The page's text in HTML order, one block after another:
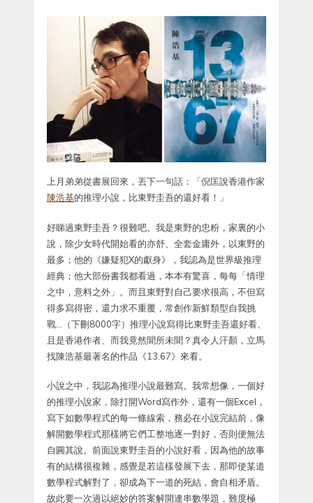
上月弟弟從書展回來，丟下一句話：「倪匡說香港作家
陳浩基的推理小說，比東野圭吾的還好看！」
好睇過東野圭吾？很難吧。我是東野的忠粉，家裏的小
說，除少女時代開始看的亦舒、全套金庸外，以東野的
最多；他的《嫌疑犯X的獻身》，我認為是世界級推理
經典；他大部份書我都看過，本本有驚喜，每每「情理
之中，意料之外」。而且東野對自己要求很高，不但寫
得多寫得密，還力求不重覆，常創作新鮮類型自我挑
戰…（下刪8000字）推理小說寫得比東野圭吾還好看、
且是香港作者、而我竟然聞所未聞？真令人汗顏，立馬
找陳浩基最著名的作品《13.67》來看。
小說之中，我認為推理小說最難寫。我常想像，一個好
的推理小說家，除打開Word寫作外，還有一個Excel，
寫下如數學程式的每一條線索，務必在小說完結前，像
解開數學程式那樣將它們工整地逐一對好，否則便無法
自圓其說。前面說東野圭吾的小說好看，因為他的故事
有的結構很複雜，感覺是若這樣發展下去，那即使某道
數學程式解對了，卻成為下一道的死結，會自相矛盾。
故此要一次過以絕妙的答案解開連串數學題，難度極